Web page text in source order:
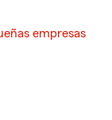
empresas